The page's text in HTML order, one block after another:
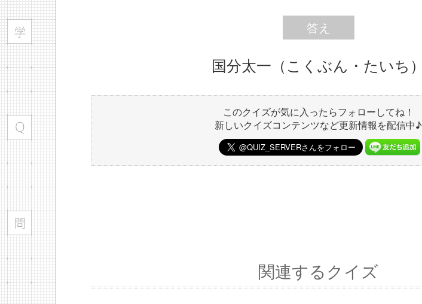
答え
国分太一（こくぶん・たいち）
このクイズが気に入ったらフォローしてね！
新しいクイズコンテンツなど更新情報を配信中♪
関連するクイズ